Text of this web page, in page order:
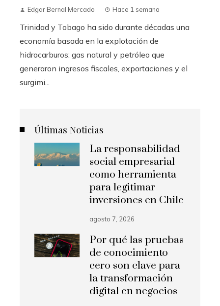
Edgar Bernal Mercado Hace 1 semana
Trinidad y Tobago ha sido durante décadas una
economía basada en la explotación de
hidrocarburos: gas natural y petróleo que
generaron ingresos fiscales, exportaciones y el
surgimi...
Últimas Noticias
La responsabilidad
social empresarial
como herramienta
para legitimar
inversiones en Chile
agosto 7, 2026
Por qué las pruebas
de conocimiento
cero son clave para
la transformación
digital en negocios